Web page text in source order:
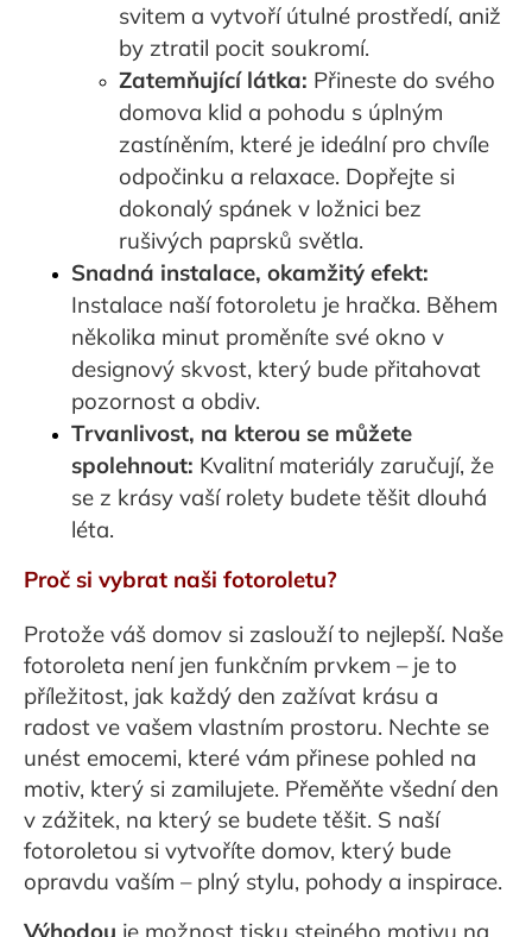
svitem a vytvoří útulné prostředí, aniž
by ztratil pocit soukromí.
Zatemňující látka: Přineste do svého
domova klid a pohodu s úplným
zastíněním, které je ideální pro chvíle
odpočinku a relaxace. Dopřejte si
dokonalý spánek v ložnici bez
rušivých paprsků světla.
Snadná instalace, okamžitý efekt:
Instalace naší fotoroletu je hračka. Během
několika minut proměníte své okno v
designový skvost, který bude přitahovat
pozornost a obdiv.
Trvanlivost, na kterou se můžete
spolehnout: Kvalitní materiály zaručují, že
se z krásy vaší rolety budete těšit dlouhá
léta.
Proč si vybrat naši fotoroletu?
Protože váš domov si zaslouží to nejlepší. Naše
fotoroleta není jen funkčním prvkem – je to
příležitost, jak každý den zažívat krásu a
radost ve vašem vlastním prostoru. Nechte se
unést emocemi, které vám přinese pohled na
motiv, který si zamilujete. Přeměňte všední den
v zážitek, na který se budete těšit. S naší
fotoroletou si vytvoříte domov, který bude
opravdu vaším – plný stylu, pohody a inspirace.
Výhodou je možnost tisku stejného motivu na